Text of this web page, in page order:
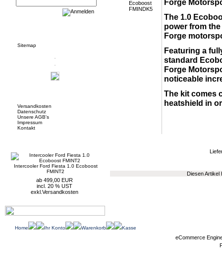
Sitemap
Versandkosten
Datenschutz
Unsere AGB's
Impressum
Kontakt
Intercooler Ford Fiesta 1.0 Ecoboost
FMINT2
ab 499,00 EUR
incl. 20 % UST
exkl. Versandkosten
Forge
The 1.0
power from
Forge
Featuring a
standard
Forge
noticeable
The kit comes
heatshield in
Diesen Artikel
Home Ihr Konto Warenkorb Kasse
eCommerce